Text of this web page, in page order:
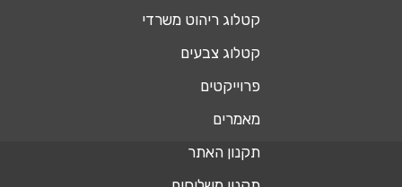
קטלוג ריהוט משרדי
קטלוג צבעים
פרוייקטים
מאמרים
תקנון האתר